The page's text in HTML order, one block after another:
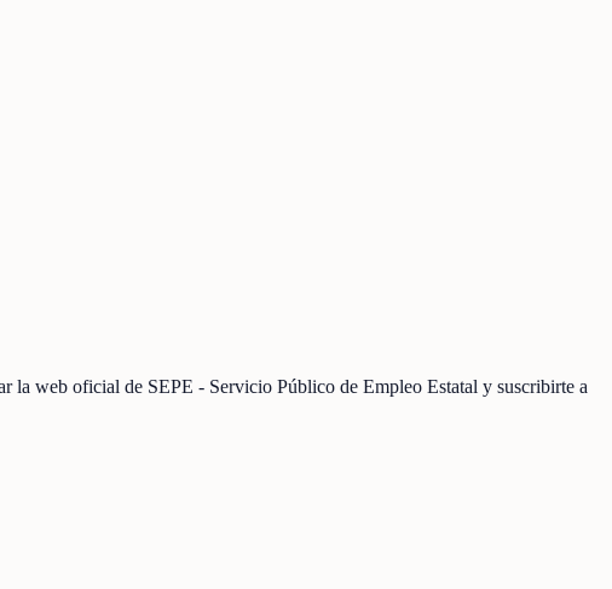
la web oficial de SEPE - Servicio Público de Empleo Estatal y suscribirte a